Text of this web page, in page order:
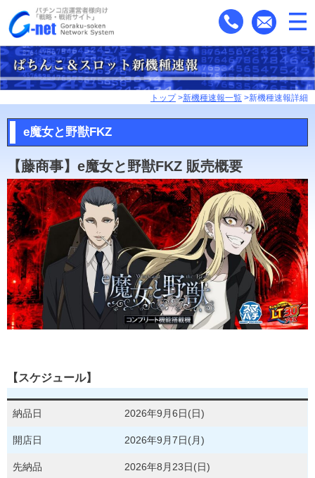
トップ>新機種速報一覧 >新機種速報詳細
e魔女と野獣FKZ
【藤商事】e魔女と野獣FKZ 販売概要
【スケジュール】
納品日 2026年9月6日(日)
開店日 2026年9月7日(月)
先納品 2026年8月23日(日)